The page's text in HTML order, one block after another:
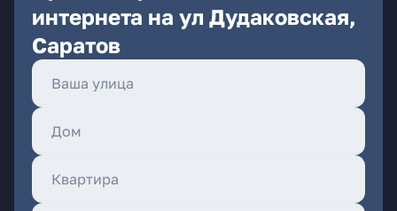
интернета на ул Дудаковская,
Саратов